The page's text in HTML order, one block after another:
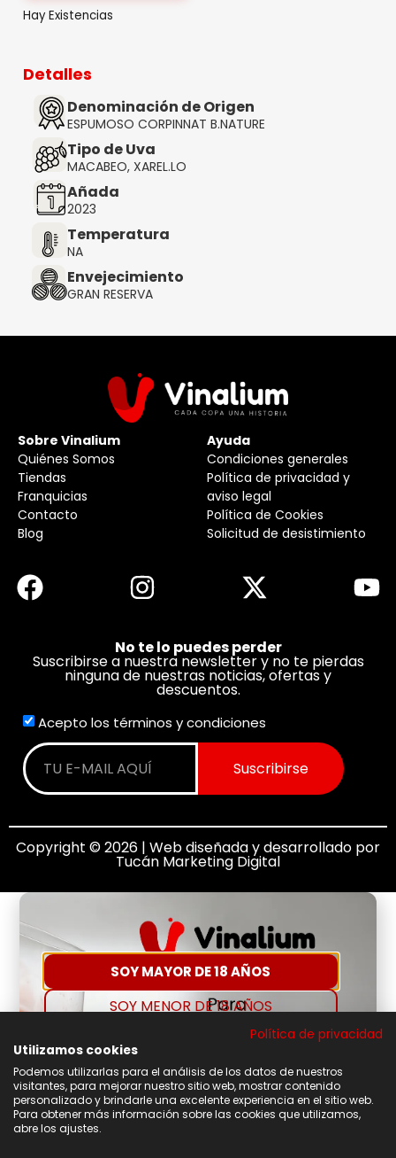
Hay Existencias
Detalles
Denominación de Origen
ESPUMOSO CORPINNAT B.NATURE
Tipo de Uva
MACABEO, XAREL.LO
Añada
2023
Temperatura
NA
Envejecimiento
GRAN RESERVA
Sobre Vinalium
Quiénes Somos
Tiendas
Franquicias
Contacto
Blog
Ayuda
Condiciones generales
Política de privacidad y
aviso legal
Política de Cookies
Solicitud de desistimiento
No te lo puedes perder
Suscribirse a nuestra newsletter y no te pierdas
ninguna de nuestras noticias, ofertas y
descuentos.
Acepto los términos y condiciones
Suscribirse
Copyright © 2026 | Web diseñada y desarrollado por
Tucán Marketing Digital
SOY MAYOR DE 18 AÑOS
SOY MENOR DE 18 AÑOS
Política de privacidad
Utilizamos cookies
Podemos utilizarlas para el análisis de los datos de nuestros
visitantes, para mejorar nuestro sitio web, mostrar contenido
personalizado y brindarle una excelente experiencia en el sitio web.
Para obtener más información sobre las cookies que utilizamos,
abre los ajustes.